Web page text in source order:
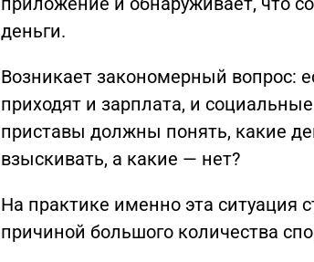
деньги.
Возникает закономерный вопрос:
приходят и зарплата, и
приставы должны понять, какие
взыскивать, а какие — нет?
На практике именно эта ситуация
причиной большого количества